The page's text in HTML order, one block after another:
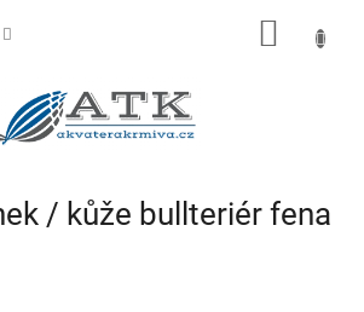
/ kůže bullteriér fena